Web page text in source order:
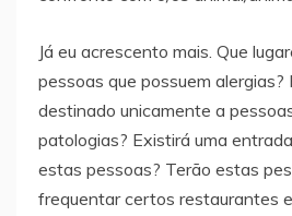
Já eu acrescento mais. Que
pessoas que possuem alergias?
destinado unicamente a
patologias? Existirá uma
estas pessoas? Terão estas
frequentar certos restaurantes